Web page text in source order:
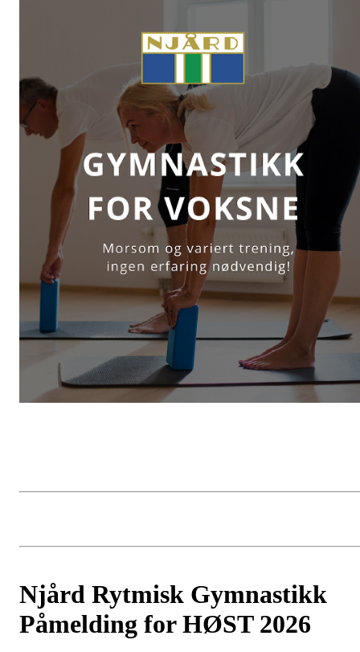
Njård Rytmisk Gymnastikk
Påmelding for HØST 2026